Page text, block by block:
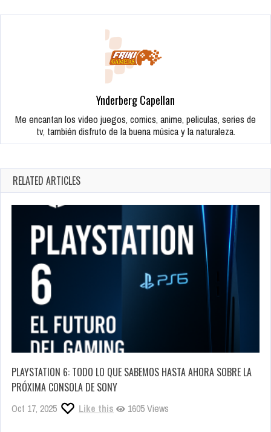
Ynderberg Capellan
Me encantan los video juegos, comics, anime, peliculas, series de
tv, también disfruto de la buena música y la naturaleza.
RELATED ARTICLES
PLAYSTATION 6: TODO LO QUE SABEMOS HASTA AHORA SOBRE LA
PRÓXIMA CONSOLA DE SONY
Oct 17, 2025 Like this 1605 Views